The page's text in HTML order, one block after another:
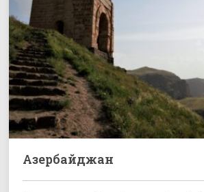
Азербайджан